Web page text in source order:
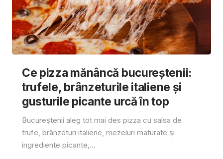
Ce pizza mănâncă bucureștenii:
trufele, brânzeturile italiene și
gusturile picante urcă în top
Bucureștenii aleg tot mai des pizza cu salsa de
trufe, brânzeturi italiene, mezeluri maturate și
ingrediente picante,...